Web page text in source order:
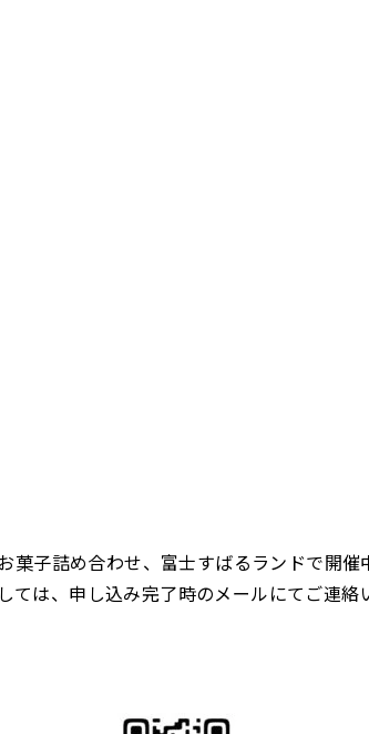
子詰め合わせ、富士すばるランドで開
は、申し込み完了時のメールにてご連絡